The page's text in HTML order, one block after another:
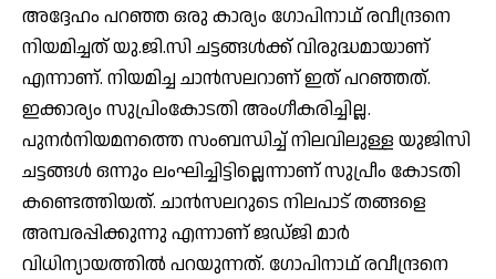
അദ്ദേഹം പറഞ്ഞ ഒരു കാര്യം ഗോപിനാഥ് രവീന്ദ്രനെ
നിയമിച്ചത് യു.ജി.സി ചട്ടങ്ങള്‍ക്ക് വിരുദ്ധമായാണ്
എന്നാണ്. നിയമിച്ച ചാന്‍സലറാണ് ഇത് പറഞ്ഞത്.
ഇക്കാര്യം സുപ്രിംകോടതി അംഗീകരിച്ചില്ല.
പുനര്‍നിയമനത്തെ സംബന്ധിച്ച് നിലവിലുള്ള യുജിസി
ചട്ടങ്ങള്‍ ഒന്നും ലംഘിച്ചിട്ടില്ലെന്നാണ് സുപ്രീം കോടതി
കണ്ടെത്തിയത്. ചാന്‍സലറുടെ നിലപാട് തങ്ങളെ
അമ്പരപ്പിക്കുന്നു എന്നാണ് ജഡ്ജി മാര്‍
വിധിന്യായത്തില്‍ പറയുന്നത്. ഗോപിനാഥ് രവീന്ദ്രനെ